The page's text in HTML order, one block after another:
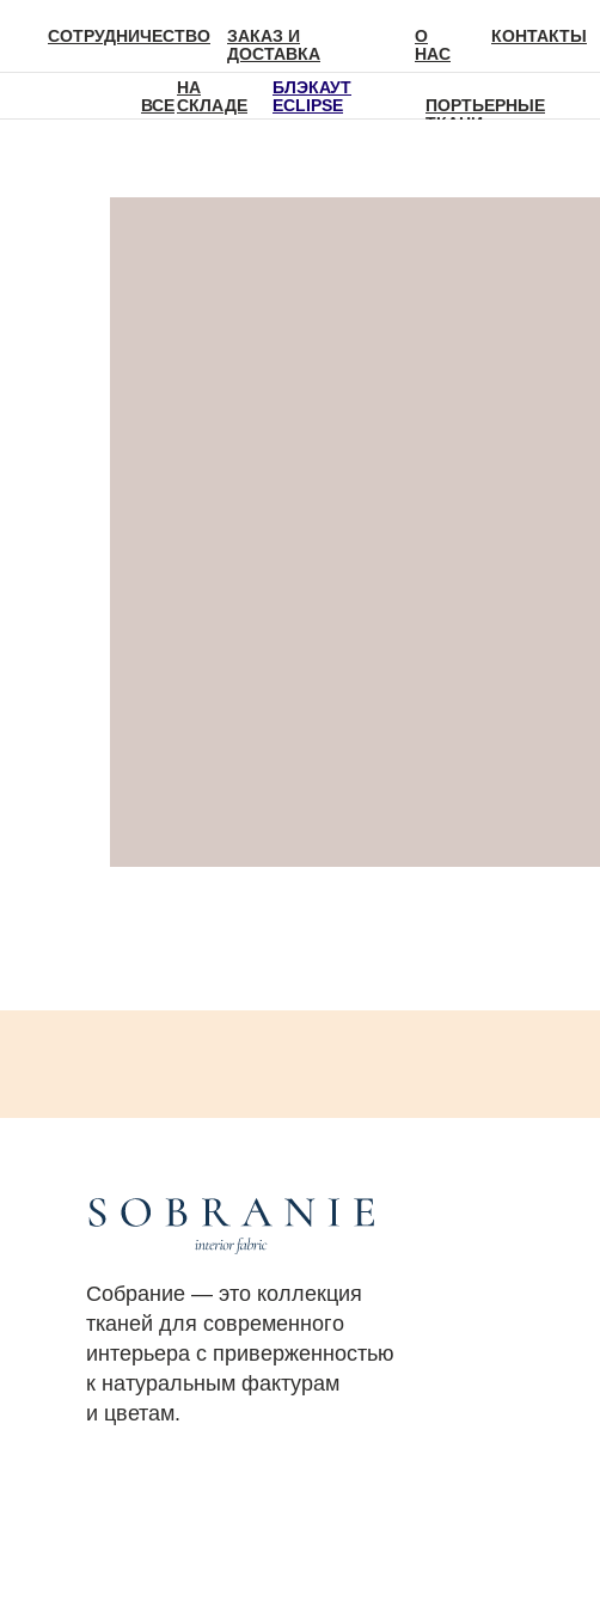
СОТРУДНИЧЕСТВО
ЗАКАЗ И
ДОСТАВКА
О
НАС
КОНТАКТЫ
ВСЕ
НА
СКЛАДЕ
БЛЭКАУТ
ECLIPSE
ПОРТЬЕРНЫЕ
ТКАНИ
Собрание — это коллекция
тканей для современного
интерьера с приверженностью
к натуральным фактурам
и цветам.